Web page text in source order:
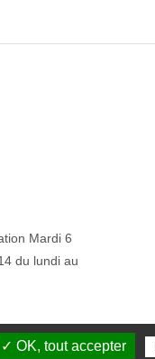
Mardi 6
du lundi au
✓ OK, tout accepter